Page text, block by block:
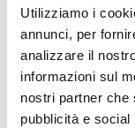
Utilizziamo i
annunci, per
analizzare il
informazioni sul
nostri partner che
pubblicità e
contenitivo per una
cucitura piatta.
QUALITÀ MADE
COMPOSIZIONE